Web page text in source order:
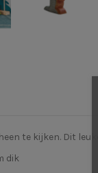
te kijken. Dit
dik